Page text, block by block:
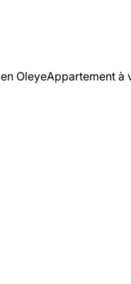
OleyeAppartement à